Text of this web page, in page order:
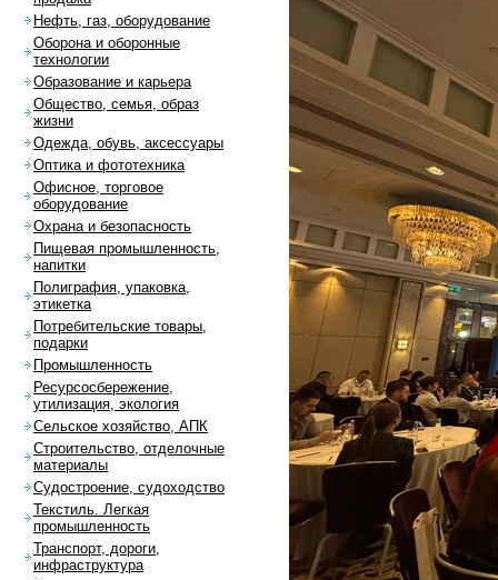
Нефть, газ, оборудование
Оборона и оборонные
технологии
Образование и карьера
Общество, семья, образ
жизни
Одежда, обувь, аксессуары
Оптика и фототехника
Офисное, торговое
оборудование
Охрана и безопасность
Пищевая промышленность,
напитки
Полиграфия, упаковка,
этикетка
Потребительские товары,
подарки
Промышленность
Ресурсосбережение,
утилизация, экология
Сельское хозяйство, АПК
Строительство, отделочные
материалы
Судостроение, судоходство
Текстиль. Легкая
промышленность
Транспорт, дороги,
инфраструктура